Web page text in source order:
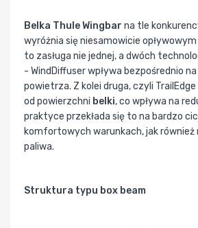
Belka Thule Wingbar na tle
wyróżnia się niesamowicie
to zasługa nie jednej, a dwóch
- WindDiffuser wpływa bezpośrednio
powietrza. Z kolei druga, czyli
od powierzchni belki, co wpływa na
praktyce przekłada się to na bardzo
komfortowych warunkach, jak również
paliwa.
Struktura typu box beam